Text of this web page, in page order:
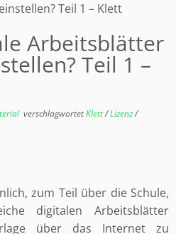
Teil 1 – Klett
Arbeitsblätter
Teil 1 –
verschlagwortetKlett/Lizenz/
zum Teil über die Schule,
digitalen Arbeitsblätter
über das Internet zu